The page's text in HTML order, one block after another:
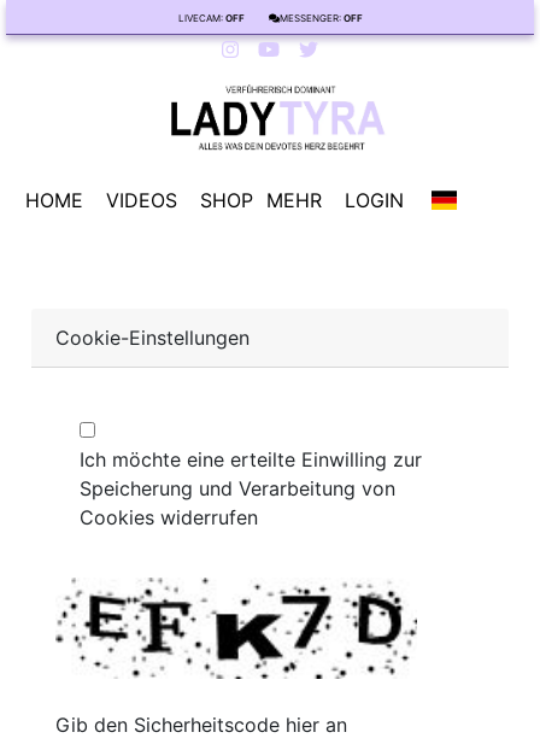
LIVECAM: OFF MESSENGER: OFF
HOME VIDEOS SHOP MEHR LOGIN
Cookie-Einstellungen
Ich möchte eine erteilte Einwilling zur
Speicherung und Verarbeitung von
Cookies widerrufen
Gib den Sicherheitscode hier an